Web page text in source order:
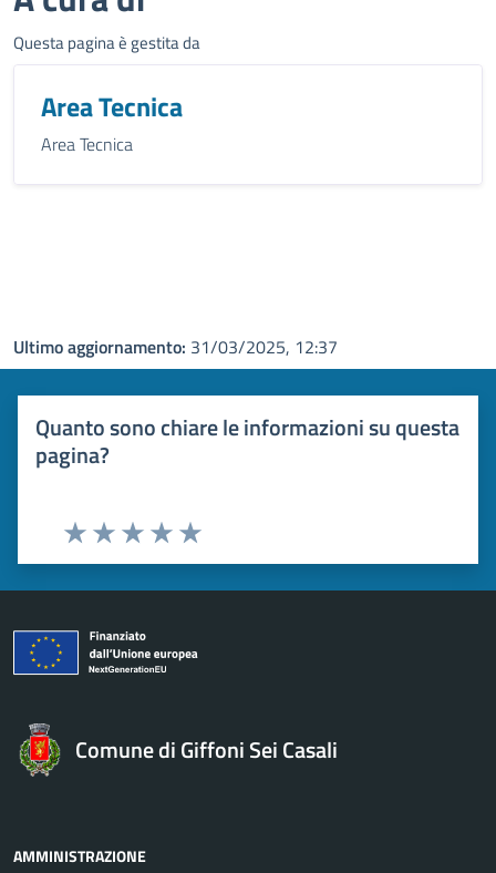
Questa pagina è gestita da
Area Tecnica
Area Tecnica
Ultimo aggiornamento: 31/03/2025, 12:37
Quanto sono chiare le informazioni su questa
pagina?
Valuta 5 stelle su 5
Valuta 4 stelle su 5
Valuta 3 stelle su 5
Valuta 2 stelle su 5
Valuta 1 stelle su 5
Comune di Giffoni Sei Casali
AMMINISTRAZIONE